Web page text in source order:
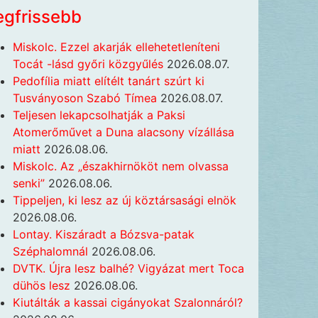
Miskolc. Ezzel akarják ellehetetleníteni
Tocát -lásd győri közgyűlés 2026.08.07.
Pedofília miatt elítélt tanárt szúrt ki
Tusványoson Szabó Tímea 2026.08.07.
Teljesen lekapcsolhatják a Paksi
Atomerőművet a Duna alacsony vízállása
miatt 2026.08.06.
Miskolc. Az „északhirnököt nem olvassa
senki” 2026.08.06.
Tippeljen, ki lesz az új köztársasági elnök
2026.08.06.
Lontay. Kiszáradt a Bózsva-patak
Széphalomnál 2026.08.06.
DVTK. Újra lesz balhé? Vigyázat mert Toca
dühös lesz 2026.08.06.
Kiutálták a kassai cigányokat Szalonnáról?